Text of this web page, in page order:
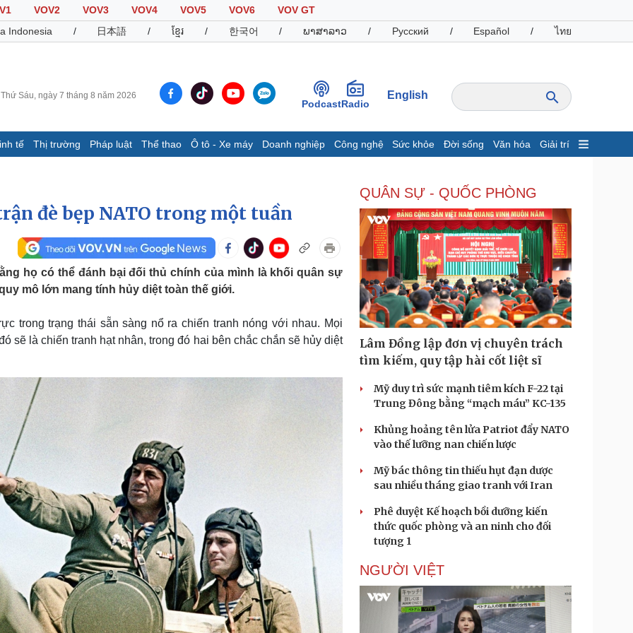
VOV2 VOV3 VOV4 VOV5 VOV6
VOV GT
Indonesia / 日本語 / ខ្មែរ / 한국어 / ພາສາລາວ / Русский / Español / ไทย
Thứ Sáu, ngày 7 tháng 8 năm 2026
PodcastRadio
English
tế Thị trường Pháp luật Thể thao Ô tô - Xe máy Doanh nghiệp Công nghệ Sức khỏe Đời sống Văn hóa Giải trí
Cuộc sống đó đây
Hồ sơ
E-Magazine
Infographic
Bất động sản
Khởi nghiệp
Giá vàng
Tiêu dùng
Tỷ giá
Chứng khoán
Giá cà phê
Thể thao
Lịch thi đấu bóng đá
Thế giới thể thao
Ô tô - Xe máy
Xe máy
Tư vấn
Doanh nghiệp
Thông tin doanh nghiệp
Doanh nghiệp 24h
Doanh nhân
Vì cộng đồng
Công nghệ
Sành điệu
Tin Công nghệ
Trải nghiệm
Chuyển đổi số
Văn hóa
Sân khấu - Điện ảnh
Nghệ sĩ
Podcast
Câu chuyện thời sự
Đọc truyện đêm khuya
Cửa sổ tình yêu
Hạt giống tâm hồn
đè bẹp NATO trong một tuần
họ có thể đánh bại đối thủ chính của mình là khối quân sự
mô lớn mang tính hủy diệt toàn thế giới.
trong trạng thái sẵn sàng nổ ra chiến tranh nóng với nhau. Mọi
sẽ là chiến tranh hạt nhân, trong đó hai bên chắc chắn sẽ hủy diệt
QUÂN SỰ - QUỐC PHÒNG
Lâm Đồng lập đơn vị chuyên trách
tìm kiếm, quy tập hài cốt liệt sĩ
Mỹ duy trì sức mạnh tiêm kích F-22 tại
Trung Đông bằng “mạch máu” KC-135
Khủng hoảng tên lửa Patriot đẩy NATO
vào thế lưỡng nan chiến lược
Mỹ bác thông tin thiếu hụt đạn dược
sau nhiều tháng giao tranh với Iran
Phê duyệt Kế hoạch bồi dưỡng kiến
thức quốc phòng và an ninh cho đối
tượng 1
NGƯỜI VIỆT